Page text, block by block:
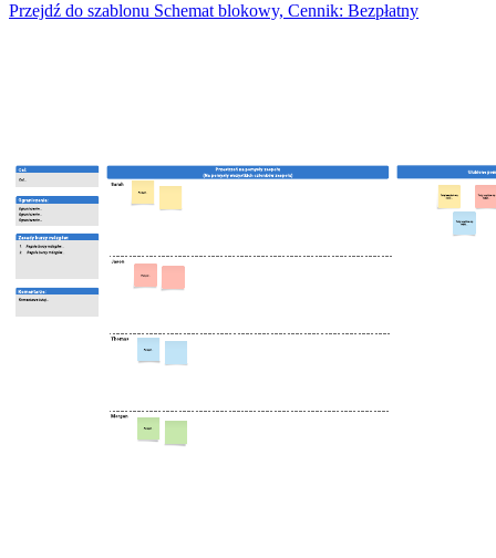
Przejdź do szablonu Schemat blokowy, Cennik: Bezpłatny